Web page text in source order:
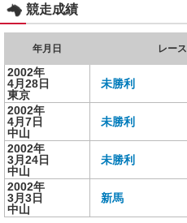
競走成績
年月日 レース
2002年
4月28日
東京
未勝利
2002年
4月7日
中山
未勝利
2002年
3月24日
中山
未勝利
2002年
3月3日
中山
新馬